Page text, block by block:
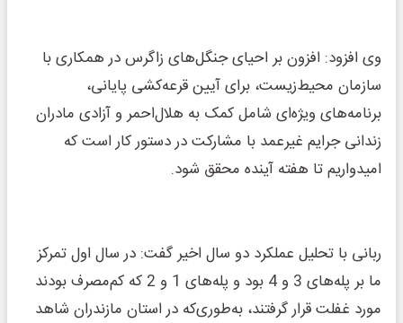
وی افزود: افزون بر احیای جنگل‌های زاگرس در همکاری با
سازمان محیط‌زیست، برای آیین قرعه‌کشی پایانی،
برنامه‌های ویژه‌ای شامل کمک به هلال‌احمر و آزادی مادران
زندانی جرایم غیرعمد با مشارکت در دستور کار است که
امیدواریم تا هفته آینده محقق شود.
ربانی با تحلیل عملکرد دو سال اخیر گفت: در سال اول تمرکز
ما بر پله‌های 3 و 4 بود و پله‌های 1 و 2 که کم‌مصرف بودند
مورد غفلت قرار گرفتند، به‌طوری‌که در استان مازندران شاهد